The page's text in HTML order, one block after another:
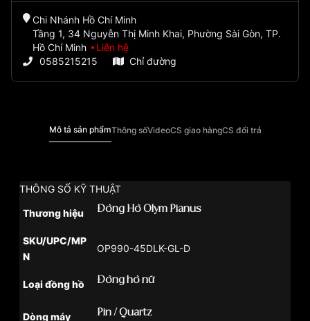
Chi Nhánh Hồ Chí Minh
Tầng 1, 34 Nguyễn Thị Minh Khai, Phường Sài Gòn, TP.
Hồ Chí Minh
Liên hệ
0585215215
Chỉ đường
Mô tả sản phẩmThông sốVideoCS giao hàngCS đổi trả
THÔNG SỐ KỸ THUẬT
Thương hiệu Đồng Hồ Olym Pianus
SKU/UPC/MP
N
OP990-45DLK-GL-D
Loại đồng hồ Đồng hồ nữ
Dòng máy Pin / Quartz